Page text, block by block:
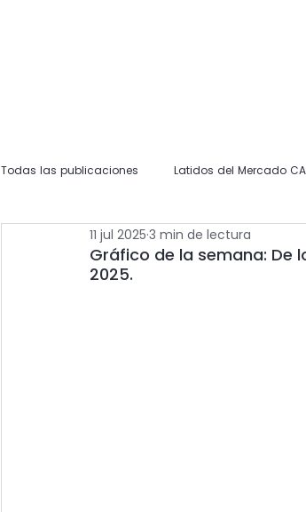
Todas las publicaciones Latidos del Mercado
Gráfico de la semana: De
2025.
11 jul 2025 3 min de lectura